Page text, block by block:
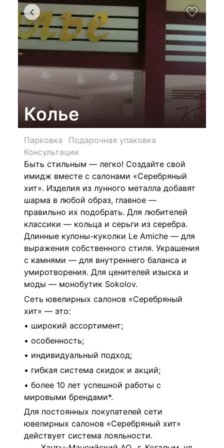
Колье
Парковка
Подарочная упаковка
Консультации
Быть стильным — легко! Создайте свой
имидж вместе с салонами «Серебряный
хит». Изделия из лунного металла добавят
шарма в любой образ, главное —
правильно их подобрать. Для любителей
классики — кольца и серьги из серебра.
Длинные кулоны-куколки Le Amiche — для
выражения собственного стиля. Украшения
с камнями — для внутреннего баланса и
умиротворения. Для ценителей изыска и
моды — монобутик Sokolov.
Сеть ювелирных салонов «Серебряный
хит» — это:
• широкий ассортимент;
• особенность;
• индивидуальный подход;
• гибкая система скидок и акций;
• более 10 лет успешной работы с
мировыми брендами*.
Для постоянных покупателей сети
ювелирных салонов «Серебряный хит»
действует система лояльности.